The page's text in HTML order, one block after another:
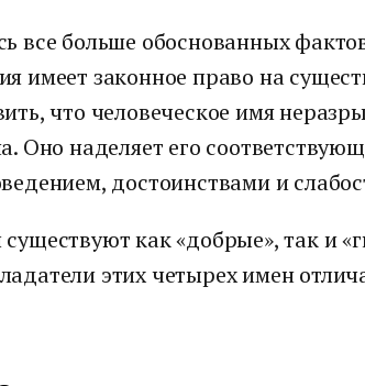
все больше обоснованных
имеет законное право на
что человеческое имя
Оно наделяет его
достоинствами и
как «добрые», так и
этих четырех имен